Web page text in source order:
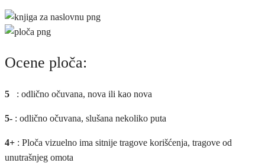
Ocene ploča:
5 : odlično očuvana, nova ili kao nova
5- : odlično očuvana, slušana nekoliko puta
4+ : Ploča vizuelno ima sitnije tragove korišćenja, tragove od
unutrašnjeg omota